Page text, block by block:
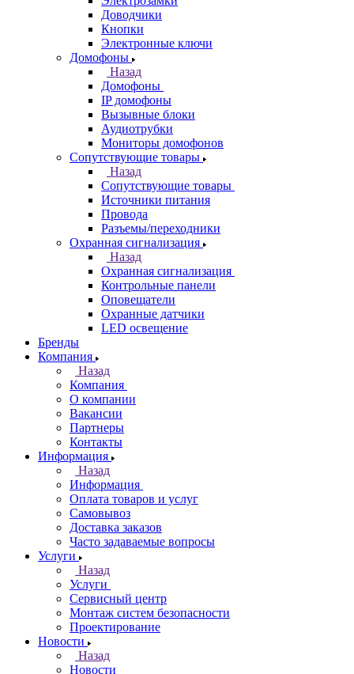
Доводчики
Кнопки
Электронные ключи
Домофоны
Назад
Домофоны
IP домофоны
Вызывные блоки
Аудиотрубки
Мониторы домофонов
Сопутствующие товары
Назад
Сопутствующие товары
Источники питания
Провода
Разъемы/переходники
Охранная сигнализация
Назад
Охранная сигнализация
Контрольные панели
Оповещатели
Охранные датчики
LED освещение
Бренды
Компания
Назад
Компания
О компании
Вакансии
Партнеры
Контакты
Информация
Назад
Информация
Оплата товаров и услуг
Самовывоз
Доставка заказов
Часто задаваемые вопросы
Услуги
Назад
Услуги
Сервисный центр
Монтаж систем безопасности
Проектирование
Новости
Назад
Новости